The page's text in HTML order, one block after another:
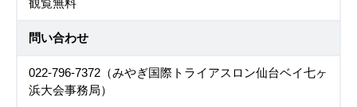
観覧無料
問い合わせ
022-796-7372（みやぎ国際トライアスロン仙台ベイ七ヶ
浜大会事務局）